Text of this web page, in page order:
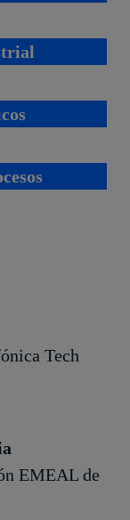
Tech
EMEAL de